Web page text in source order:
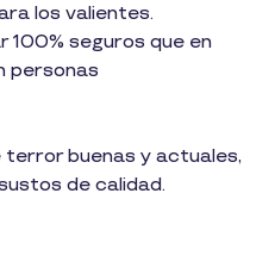
los valientes.
100% seguros que en
personas
terror buenas y actuales,
de calidad.